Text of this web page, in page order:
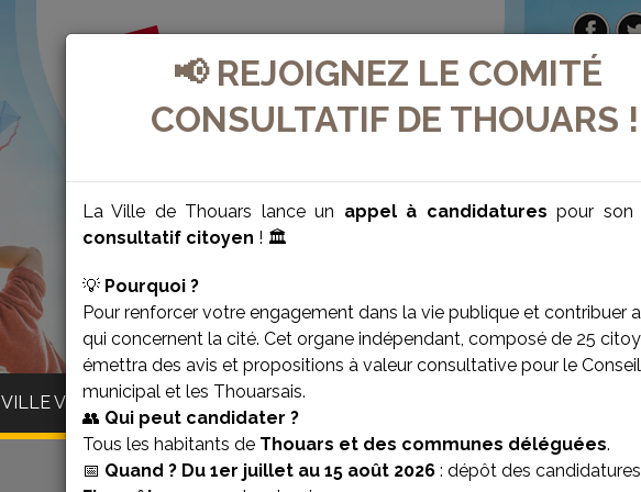
📢 REJOIGNEZ LE COMITÉ
CONSULTATIF DE THOUARS !
La Ville de Thouars lance un appel à candidatures pour son
consultatif citoyen ! 🏛️
💡 Pourquoi ?
Pour renforcer votre engagement dans la vie publique et contribuer
qui concernent la cité. Cet organe indépendant, composé de 25
émettra des avis et propositions à valeur consultative pour le Conseil
municipal et les Thouarsais.
👥 Qui peut candidater ?
Tous les habitants de Thouars et des communes déléguées.
📅 Quand ? Du 1er juillet au 15 août 2026 : dépôt des
VILLE VIVANTE VILLE BIEN-ÊTRE